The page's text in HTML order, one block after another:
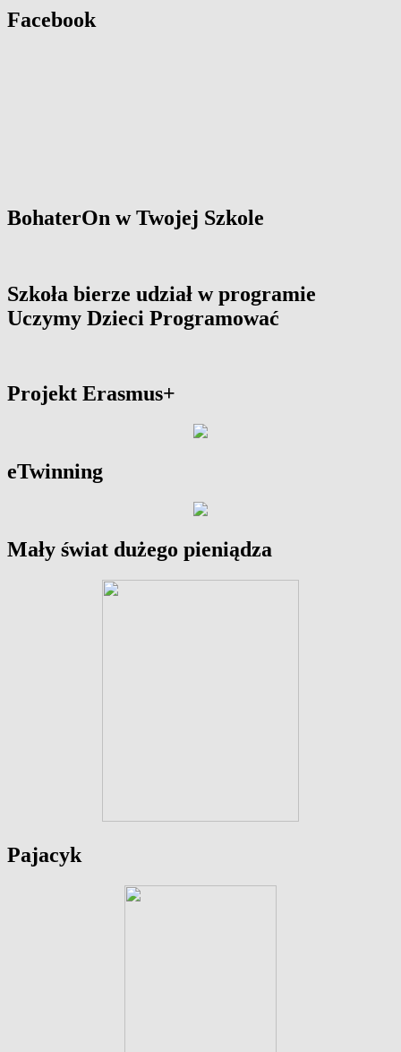
Facebook
BohaterOn w Twojej Szkole
Szkoła bierze udział w programie
Uczymy Dzieci Programować
Projekt Erasmus+
eTwinning
Mały świat dużego pieniądza
Pajacyk